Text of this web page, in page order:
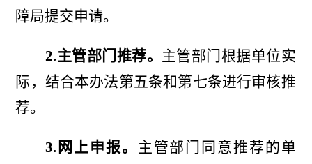
障局提交申请。
2.主管部门推荐。 主管部门根据单位实
际，结合本办法第五条和第七条进行审核推
荐。
3.网上申报。 主管部门同意推荐的单